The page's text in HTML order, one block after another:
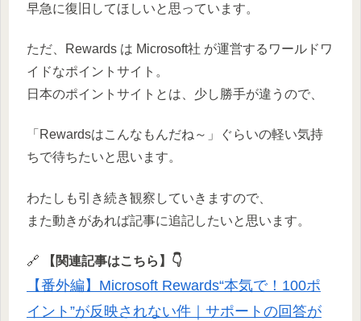
早急に復旧してほしいと思っています。
ただ、Rewards は Microsoft社 が運営するワールドワ
イドなポイントサイト。
日本のポイントサイトとは、少し勝手が違うので、
「Rewardsはこんなもんだね～」ぐらいの軽い気持
ちで待ちたいと思います。
わたしも引き続き観察していきますので、
また動きがあれば記事に追記したいと思います。
🔗 【関連記事はこちら】👇
【番外編】Microsoft Rewards“本気で！100ポ
イント”が反映されない件｜サポートの回答が